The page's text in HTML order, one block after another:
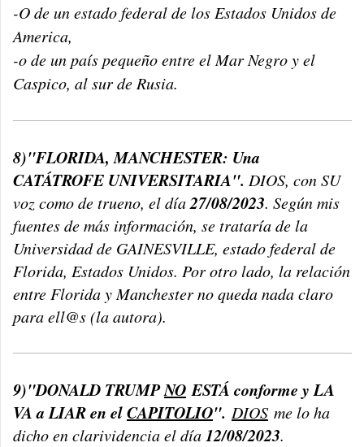
-O de un estado federal de los Estados Unidos de
America,
-o de un país pequeño entre el Mar Negro y el
Caspico, al sur de Rusia.
8)"FLORIDA, MANCHESTER: Una
CATÁTROFE UNIVERSITARIA". DIOS, con SU
voz como de trueno, el día27/08/2023. Según mis
fuentes de más información, se trataría de la
Universidad de GAINESVILLE, estado federal de
Florida, Estados Unidos. Por otro lado, la relación
entre Florida y Manchester no queda nada claro
para ell@s (la autora).
9)"DONALD TRUMPNO ESTÁ conforme y LA
VA a LIAR en elCAPITOLIO". DIOS me lo ha
dicho en clarividencia el día12/08/2023.